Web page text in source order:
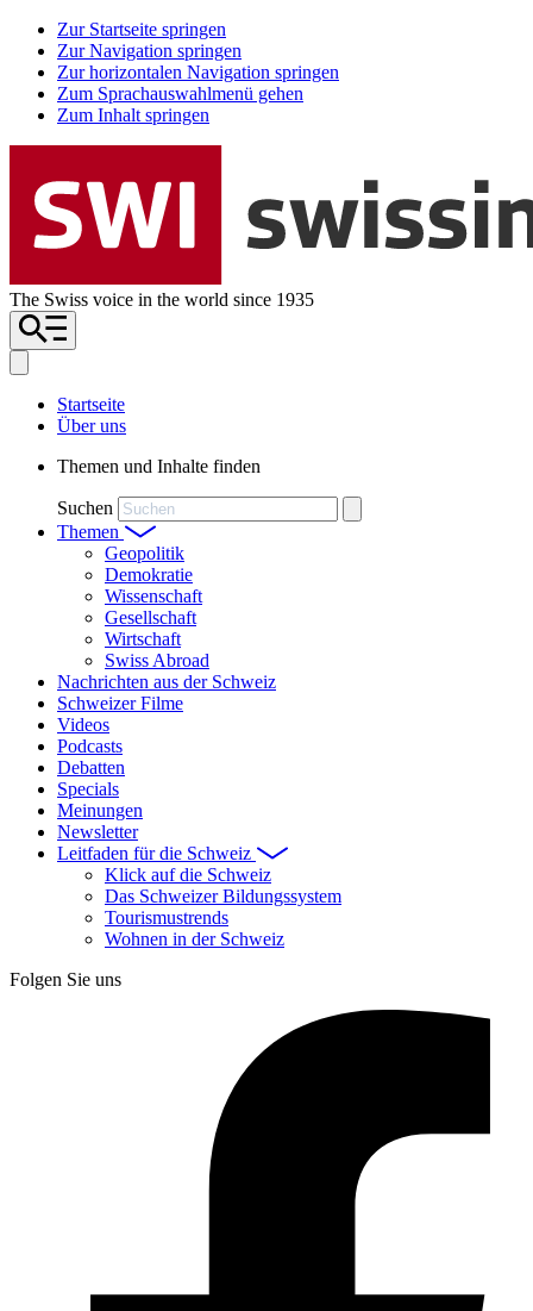
Zur Startseite springen
Zur Navigation springen
Zur horizontalen Navigation springen
Zum Sprachauswahlmenü gehen
Zum Inhalt springen
The Swiss voice in the world since 1935
Startseite
Über uns
Themen und Inhalte finden
Suchen
Themen
Geopolitik
Demokratie
Wissenschaft
Gesellschaft
Wirtschaft
Swiss Abroad
Nachrichten aus der Schweiz
Schweizer Filme
Videos
Podcasts
Debatten
Specials
Meinungen
Newsletter
Leitfaden für die Schweiz
Klick auf die Schweiz
Das Schweizer Bildungssystem
Tourismustrends
Wohnen in der Schweiz
Folgen Sie uns